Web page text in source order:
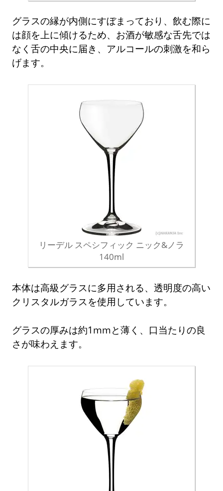
グラスの縁が内側にすぼまっており、飲む際に
は顔を上に傾けるため、お酒が敏感な舌先では
なく舌の中央に届き、アルコールの刺激を和ら
げます。
リーデル スペシフィック ニック&ノラ
140ml
本体は高級グラスに多用される、透明度の高い
クリスタルガラスを使用しています。
グラスの厚みは約1mmと薄く、口当たりの良
さが味わえます。